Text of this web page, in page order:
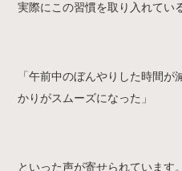
実際にこの習慣を取り入れてい
「午前中のぼんやりした時間
かりがスムーズになった」
といった声が寄せられています。